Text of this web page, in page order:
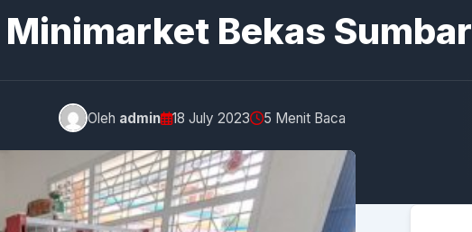
Minimarket Bekas Sumbar
Oleh admin 18 July 2023 5 Menit Baca